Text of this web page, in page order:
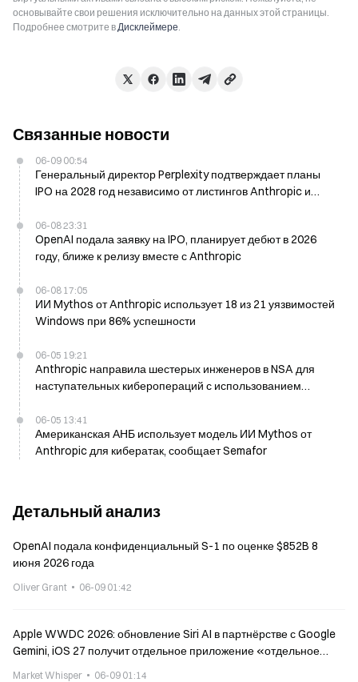
основывайте свои решения исключительно на данных этой страницы.
Подробнее смотрите вДисклеймере.
Связанные новости
06-09 00:54
Генеральный директор Perplexity подтверждает планы
IPO на 2028 год независимо от листингов Anthropic и
06-08 23:31
OpenAI подала заявку на IPO, планирует дебют в 2026
году, ближе к релизу вместе с Anthropic
06-08 17:05
ИИ Mythos от Anthropic использует 18 из 21 уязвимостей
Windows при 86% успешности
06-05 19:21
Anthropic направила шестерых инженеров в NSA для
наступательных киберопераций с использованием
06-05 13:41
Американская АНБ использует модель ИИ Mythos от
Anthropic для кибератак, сообщает Semafor
Детальный анализ
OpenAI подала конфиденциальный S-1 по оценке $852B 8
июня 2026 года
Oliver Grant 06-09 01:42
Apple WWDC 2026: обновление Siri AI в партнёрстве с Google
Gemini, iOS 27 получит отдельное приложение «отдельное
Market Whisper 06-09 01:14